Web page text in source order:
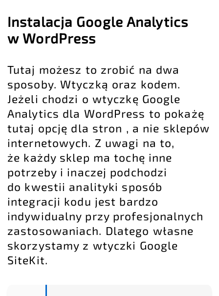
Instalacja Google Analytics
w WordPress
Tutaj możesz to zrobić na dwa
sposoby. Wtyczką oraz kodem.
Jeżeli chodzi o wtyczkę Google
Analytics dla WordPress to pokażę
tutaj opcję dla stron , a nie sklepów
internetowych. Z uwagi na to,
że każdy sklep ma tochę inne
potrzeby i inaczej podchodzi
do kwestii analityki sposób
integracji kodu jest bardzo
indywidualny przy profesjonalnych
zastosowaniach. Dlatego własne
skorzystamy z wtyczki Google
SiteKit.